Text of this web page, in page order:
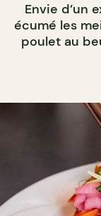
Envie d’un
écumé les
poulet au